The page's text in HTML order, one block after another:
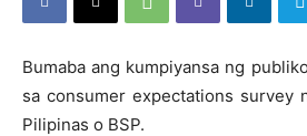
Bumaba ang kumpiyansa ng
sa consumer expectations survey
Pilipinas o BSP.